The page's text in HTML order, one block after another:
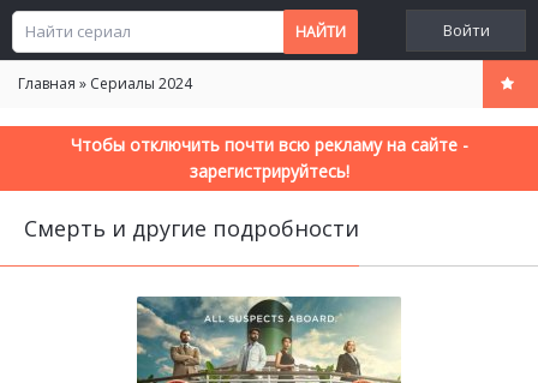
Войти
Главная » Сериалы 2024
Чтобы отключить почти всю рекламу на сайте -
зарегистрируйтесь!
Смерть и другие подробности